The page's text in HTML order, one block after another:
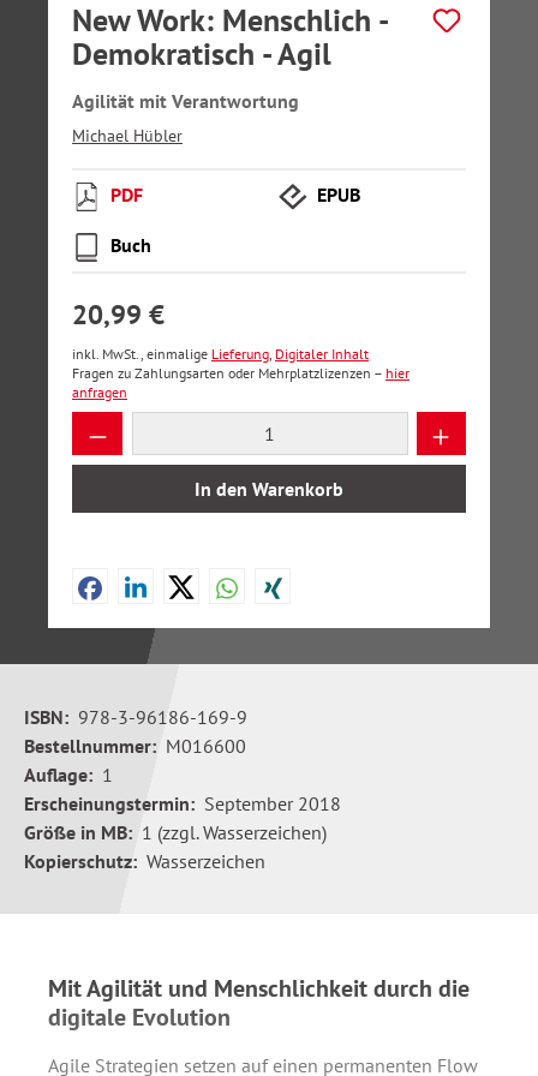
New Work: Menschlich -
Demokratisch - Agil
Agilität mit Verantwortung
Michael Hübler
PDF EPUB
Buch
20,99 €
inkl. MwSt., einmalige Lieferung, Digitaler Inhalt
Fragen zu Zahlungsarten oder Mehrplatzlizenzen – hier
anfragen
Produkt Anzahl: Gib den gewünschten
In den Warenkorb
ISBN: 978-3-96186-169-9
Bestellnummer: M016600
Auflage: 1
Erscheinungstermin: September 2018
Größe in MB: 1 (zzgl. Wasserzeichen)
Kopierschutz: Wasserzeichen
Mit Agilität und Menschlichkeit durch die
digitale Evolution
Agile Strategien setzen auf einen permanenten Flow